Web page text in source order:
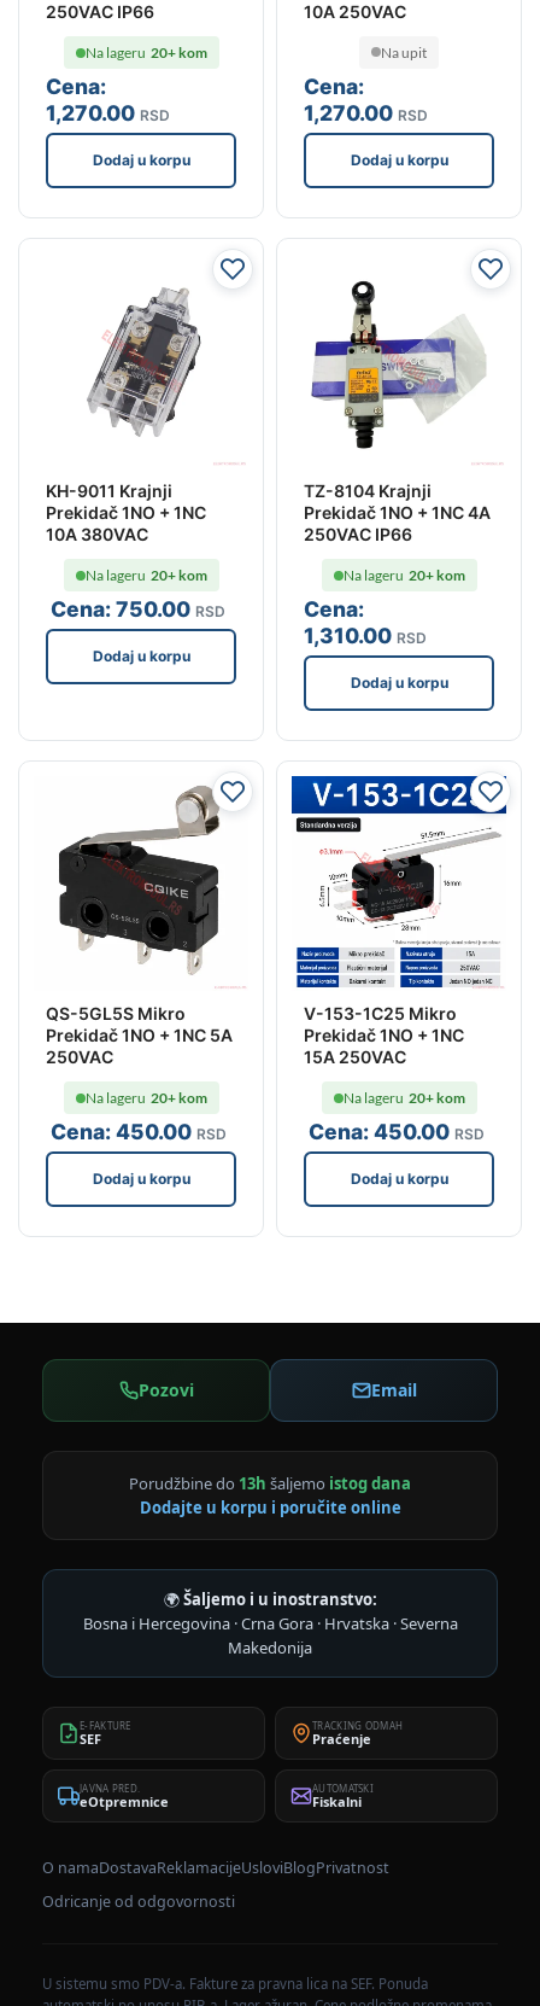
250VAC IP66
Cena:
1,270.00 RSD
Na lageru 20+ kom
Dodaj u korpu
10A 250VAC
Cena:
1,270.00 RSD
Na upit
Dodaj u korpu
KH-9011 Krajnji
Prekidač 1NO + 1NC
10A 380VAC
Cena:750.00 RSD
Na lageru 20+ kom
Dodaj u korpu
TZ-8104 Krajnji
Prekidač 1NO + 1NC 4A
250VAC IP66
Cena:
1,310.00 RSD
Na lageru 20+ kom
Dodaj u korpu
QS-5GL5S Mikro
Prekidač 1NO + 1NC 5A
250VAC
Cena:450.00 RSD
Na lageru 20+ kom
Dodaj u korpu
V-153-1C25 Mikro
Prekidač 1NO + 1NC
15A 250VAC
Cena:450.00 RSD
Na lageru 20+ kom
Dodaj u korpu
Pozovi Email
Porudžbine do 13h šaljemo istog dana
Dodajte u korpu i poručite online
🌍Šaljemo i u inostranstvo:
Bosna i Hercegovina · Crna Gora · Hrvatska · Severna
Makedonija
E-FAKTURE
SEF
TRACKING ODMAH
Praćenje
JAVNA PRED.
eOtpremnice
AUTOMATSKI
Fiskalni
O namaDostavaReklamacijeUsloviBlogPrivatnost
Odricanje od odgovornosti
U sistemu smo PDV-a. Fakture za pravna lica na SEF. Ponuda